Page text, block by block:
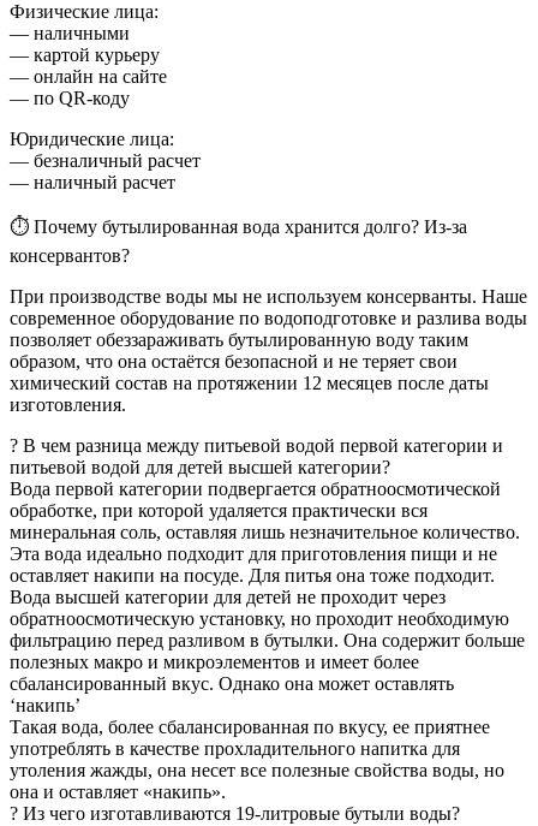
Физические лица:
— наличными
— картой курьеру
— онлайн на сайте
— по QR-коду
Юридические лица:
— безналичный расчет
— наличный расчет
⏱ Почему бутылированная вода хранится долго? Из-за
консервантов?
При производстве воды мы не используем консерванты. Наше
современное оборудование по водоподготовке и разлива воды
позволяет обеззараживать бутылированную воду таким
образом, что она остаётся безопасной и не теряет свои
химический состав на протяжении 12 месяцев после даты
изготовления.
? В чем разница между питьевой водой первой категории и
питьевой водой для детей высшей категории?
Вода первой категории подвергается обратноосмотической
обработке, при которой удаляется практически вся
минеральная соль, оставляя лишь незначительное количество.
Эта вода идеально подходит для приготовления пищи и не
оставляет накипи на посуде. Для питья она тоже подходит.
Вода высшей категории для детей не проходит через
обратноосмотическую установку, но проходит необходимую
фильтрацию перед разливом в бутылки. Она содержит больше
полезных макро и микроэлементов и имеет более
сбалансированный вкус. Однако она может оставлять
‘накипь’
Такая вода, более сбалансированная по вкусу, ее приятнее
употреблять в качестве прохладительного напитка для
утоления жажды, она несет все полезные свойства воды, но
она и оставляет «накипь».
? Из чего изготавливаются 19-литровые бутыли воды?